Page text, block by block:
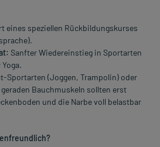
eines speziellen Rückbildungskurses
Sanfter Wiedereinstieg in Sportarten
Sportarten (Joggen, Trampolin) oder
Bauchmuskeln sollten erst
und die Narbe voll belastbar